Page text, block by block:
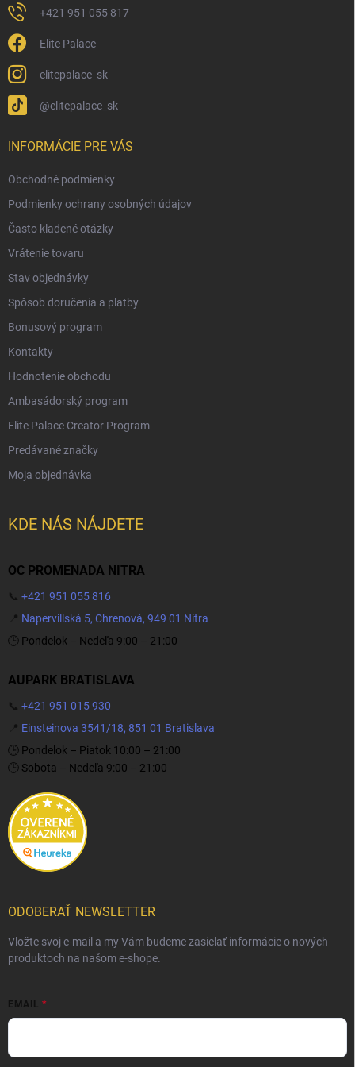
+421 951 055 817
Elite Palace
elitepalace_sk
@elitepalace_sk
INFORMÁCIE PRE VÁS
Obchodné podmienky
Podmienky ochrany osobných údajov
Často kladené otázky
Vrátenie tovaru
Stav objednávky
Spôsob doručenia a platby
Bonusový program
Kontakty
Hodnotenie obchodu
Ambasádorský program
Elite Palace Creator Program
Predávané značky
Moja objednávka
KDE NÁS NÁJDETE
OC PROMENADA NITRA
📞 +421 951 055 816
📍 Napervillská 5, Chrenová, 949 01 Nitra
🕒 Pondelok – Nedeľa 9:00 – 21:00
AUPARK BRATISLAVA
📞 +421 951 015 930
📍 Einsteinova 3541/18, 851 01 Bratislava
🕒 Pondelok – Piatok 10:00 – 21:00
🕒 Sobota – Nedeľa 9:00 – 21:00
ODOBERAŤ NEWSLETTER
Vložte svoj e-mail a my Vám budeme zasielať informácie o nových
produktoch na našom e-shope.
EMAIL